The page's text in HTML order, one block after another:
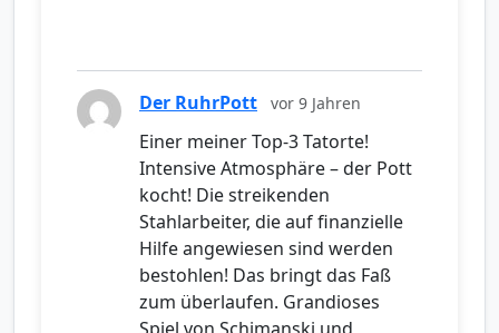
Der RuhrPott vor 9 Jahren
Einer meiner Top-3 Tatorte!
Intensive Atmosphäre – der Pott
kocht! Die streikenden
Stahlarbeiter, die auf finanzielle
Hilfe angewiesen sind werden
bestohlen! Das bringt das Faß
zum überlaufen. Grandioses